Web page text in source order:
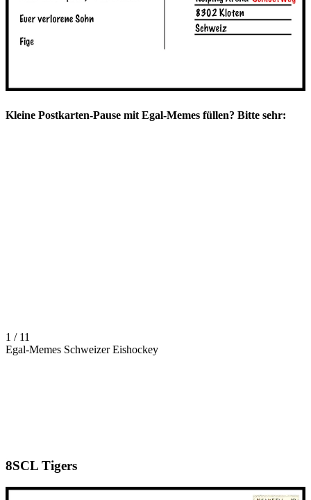
Kleine Postkarten-Pause mit Egal-Memes füllen? Bitte sehr:
1 / 11
Egal-Memes Schweizer Eishockey
SCL Tigers